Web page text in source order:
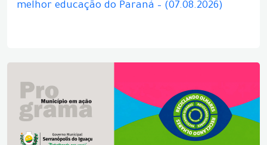
melhor educação do Paraná – (07.08.2026)